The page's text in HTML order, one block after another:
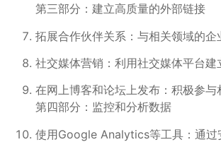
第三部分：建立高质量的外部链接
拓展合作伙伴关系：与相关领域的
社交媒体营销：利用社交媒体平台
在网上博客和论坛上发布：积极参
第四部分：监控和分析数据
使用Google Analytics等工具：通过